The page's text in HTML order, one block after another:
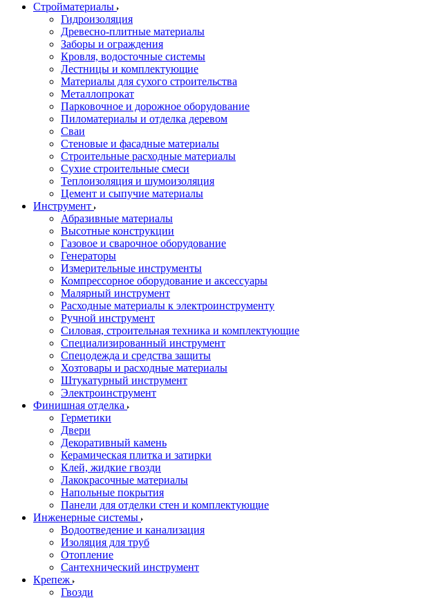
Стройматериалы
Гидроизоляция
Древесно-плитные материалы
Заборы и ограждения
Кровля, водосточные системы
Лестницы и комплектующие
Материалы для сухого строительства
Металлопрокат
Парковочное и дорожное оборудование
Пиломатериалы и отделка деревом
Сваи
Стеновые и фасадные материалы
Строительные расходные материалы
Сухие строительные смеси
Теплоизоляция и шумоизоляция
Цемент и сыпучие материалы
Инструмент
Абразивные материалы
Высотные конструкции
Газовое и сварочное оборудование
Генераторы
Измерительные инструменты
Компрессорное оборудование и аксессуары
Малярный инструмент
Расходные материалы к электроинструменту
Ручной инструмент
Силовая, строительная техника и комплектующие
Специализированный инструмент
Спецодежда и средства защиты
Хозтовары и расходные материалы
Штукатурный инструмент
Электроинструмент
Финишная отделка
Герметики
Двери
Декоративный камень
Керамическая плитка и затирки
Клей, жидкие гвозди
Лакокрасочные материалы
Напольные покрытия
Панели для отделки стен и комплектующие
Инженерные системы
Водоотведение и канализация
Изоляция для труб
Отопление
Сантехнический инструмент
Крепеж
Гвозди